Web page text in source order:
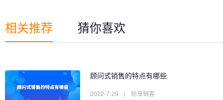
相关推荐 猜你喜欢
顾问式销售的特点有哪些
2022-7-29 | 纷享销客